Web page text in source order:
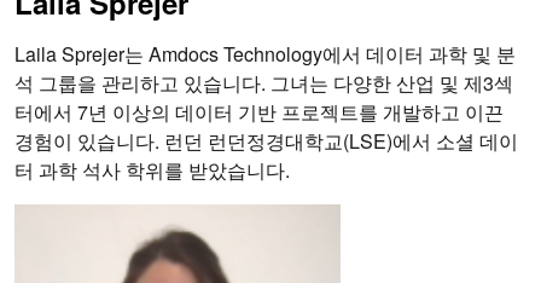
Laila Sprejer는 Amdocs Technology에서 데이터 과학 및 분
석 그룹을 관리하고 있습니다. 그녀는 다양한 산업 및 제3섹
터에서 7년 이상의 데이터 기반 프로젝트를 개발하고 이끈
경험이 있습니다. 런던 런던정경대학교(LSE)에서 소셜 데이
터 과학 석사 학위를 받았습니다.